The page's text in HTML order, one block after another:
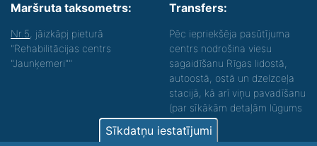
Maršruta taksometrs:
Nr.5 , jāizkāpj pieturā
"Rehabilitācijas centrs
"Jaunķemeri""
Transfers:
Pēc iepriekšēja pasūtījuma
centrs nodrošina viesu
sagaidīšanu Rīgas lidostā,
autoostā, ostā un dzelzceļa
stacijā, kā arī viņu pavadīšanu
(par sīkākām detaļām lūgums
zvanīt).
Sīkdatņu iestatījumi